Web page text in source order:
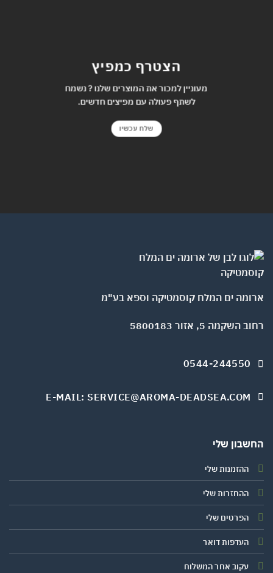
הצטרף כמפיץ
מעוניין למכור את המוצרים שלנו ? נשמח
לשתף פעולה עם מפיצים חדשים.
שלח עכשיו
ים המלח קוסמטיקה וספא בע"מ
5, אזור 5800183
0544-244550
E-MAIL: SERVICE@AROMA-DEADSEA.COM
שלי
ההזמנות שלי
ההחזרות שלי
הפרטים שלי
העדפות דואר
עקוב אחר המשלוח